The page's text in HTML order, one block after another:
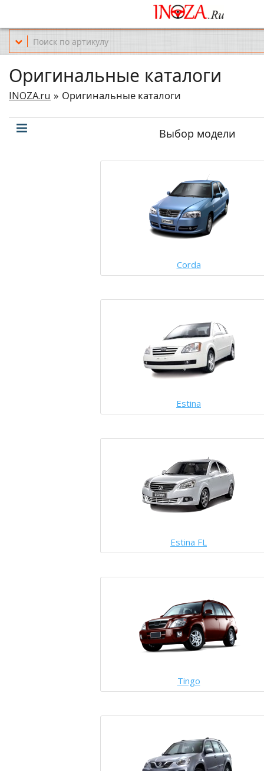
Офис обслуживания г.Краснодар (KRD) Куликова Поля 2 (магазин
Оригинальные каталоги
INOZA.ru Оригинальные каталоги
Выбор модели
Corda
Estina
Estina FL
Tingo